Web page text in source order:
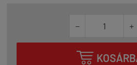
 
